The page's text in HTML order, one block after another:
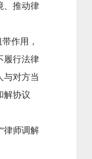
、推动律
作用，
履行法律
与对方当
解协议
律师调解